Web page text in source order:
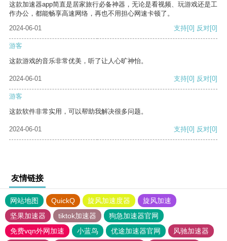
这款加速器app简直是居家旅行必备神器，无论是看视频、玩游戏还是工
作办公，都能畅享高速网络，再也不用担心网速卡顿了。
2024-06-01
支持[0] 反对[0]
游客
这款游戏的音乐非常优美，听了让人心旷神怡。
2024-06-01 支持[0] 反对[0]
游客
这款软件非常实用，可以帮助我解决很多问题。
2024-06-01 支持[0] 反对[0]
友情链接
网站地图 QuickQ 旋风加速度器
旋风加速
坚果加速器
tiktok加速器
狗急加速器官网
免费vqn外网加速
小蓝鸟 优途加速器官网
风驰加速器